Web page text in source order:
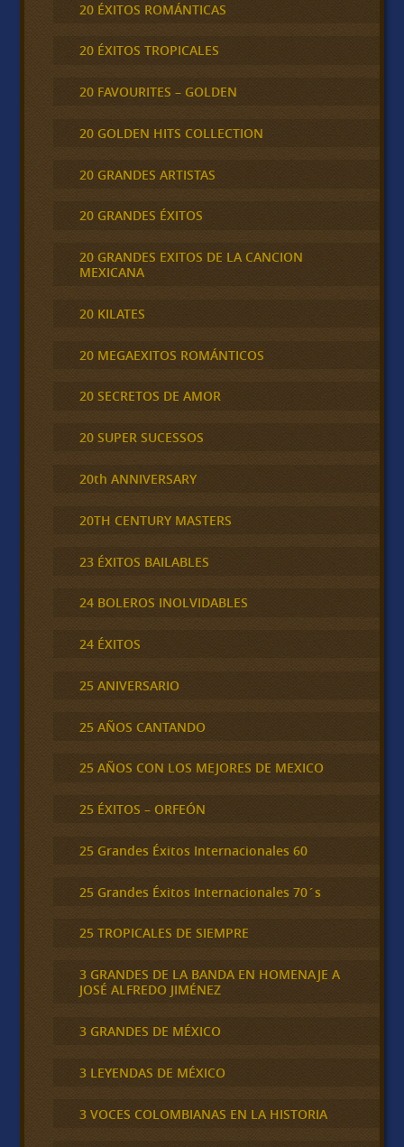
20 ÉXITOS ROMÁNTICAS
20 ÉXITOS TROPICALES
20 FAVOURITES – GOLDEN
20 GOLDEN HITS COLLECTION
20 GRANDES ARTISTAS
20 GRANDES ÉXITOS
20 GRANDES EXITOS DE LA CANCION
MEXICANA
20 KILATES
20 MEGAEXITOS ROMÁNTICOS
20 SECRETOS DE AMOR
20 SUPER SUCESSOS
20th ANNIVERSARY
20TH CENTURY MASTERS
23 ÉXITOS BAILABLES
24 BOLEROS INOLVIDABLES
24 ÉXITOS
25 ANIVERSARIO
25 AÑOS CANTANDO
25 AÑOS CON LOS MEJORES DE MEXICO
25 ÉXITOS – ORFEÓN
25 Grandes Éxitos Internacionales 60
25 Grandes Éxitos Internacionales 70´s
25 TROPICALES DE SIEMPRE
3 GRANDES DE LA BANDA EN HOMENAJE A
JOSÉ ALFREDO JIMÉNEZ
3 GRANDES DE MÉXICO
3 LEYENDAS DE MÉXICO
3 VOCES COLOMBIANAS EN LA HISTORIA